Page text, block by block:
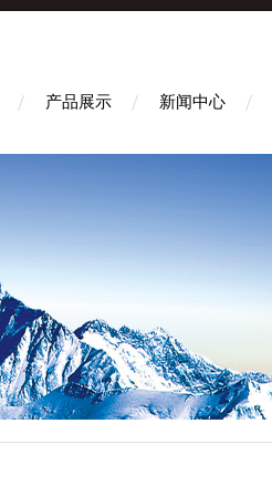
产品展示 新闻中心